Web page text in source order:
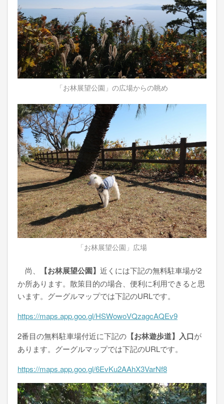
「お林展望公園」の広場からの眺め
「お林展望公園」広場
尚、 【お林展望公園】 近くには下記の無料駐車場が2
か所あります。散策目的の場合、便利に利用できると思
います。グーグルマップでは下記のURLです。
https://maps.app.goo.gl/HSWowoVQzagcAQEv9
2番目の無料駐車場付近に下記の 【お林遊歩道】入口が
あります。グーグルマップでは下記のURLです。
https://maps.app.goo.gl/6EvKu2AAhX3VarNf8